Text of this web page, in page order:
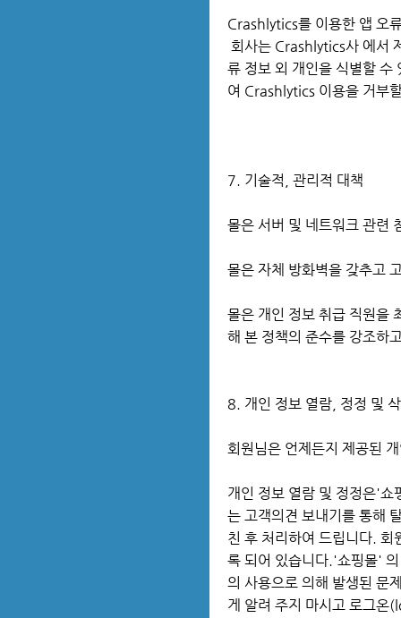
Crashlytics를 이용한 앱 오
회사는 Crashlytics사 에서
류 정보 외 개인을 식별할 수
여 Crashlytics 이용을 거부
7. 기술적, 관리적 대책
몰은 서버 및 네트워크 관련
몰은 자체 방화벽을 갖추고
몰은 개인 정보 취급 직원을
해 본 정책의 준수를 강조하
8. 개인 정보 열람, 정정 및
회원님은 언제든지 제공된
개인 정보 열람 및 정정은'
는 고객의견 보내기를 통해
친 후 처리하여 드립니다.
록 되어 있습니다.'쇼핑몰'
의 사용으로 의해 발생된 문
게 알려 주지 마시고 로그온